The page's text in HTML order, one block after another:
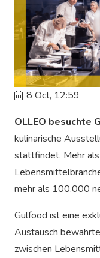
8 Oct, 12:59
OLLEO besuchte
kulinarische
stattfindet. Mehr
mehr als 100.000
Gulfood ist eine
Austausch
zwischen